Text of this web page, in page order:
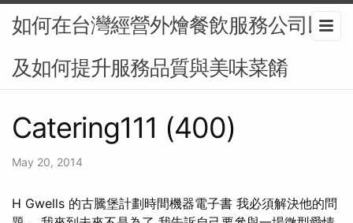
如何在台灣經營外燴餐飲服務公司以
及如何提升服務品質與美味菜餚
Catering111 (400)
May 20, 2014
H Gwells 的古騰堡計劃時間機器電子書 我必須解決他的問